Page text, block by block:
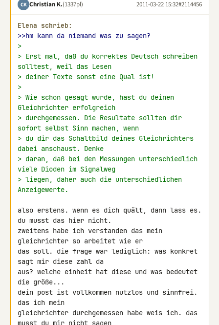
CK Christian K.(1337pl) 2011-03-22 15:32#2114456
Elena schrieb:
>>hm kann da niemand was zu sagen?
>
> Erst mal, daß du korrektes Deutsch schreiben
solltest, weil das Lesen
> deiner Texte sonst eine Qual ist!
>
> Wie schon gesagt wurde, hast du deinen
Gleichrichter erfolgreich
> durchgemessen. Die Resultate sollten dir
sofort selbst Sinn machen, wenn
> du dir das Schaltbild deines Gleichrichters
dabei anschaust. Denke
> daran, daß bei den Messungen unterschiedlich
viele Dioden im Signalweg
> liegen, daher auch die unterschiedlichen
Anzeigewerte.
also erstens. wenn es dich quält, dann lass es.
du musst das hier nicht.
zweitens habe ich verstanden das mein
gleichrichter so arbeitet wie er
das soll. die frage war lediglich: was konkret
sagt mir diese zahl da
aus? welche einheit hat diese und was bedeutet
die größe...
dein post ist vollkommen nutzlos und sinnfrei.
das ich mein
gleichrichter durchgemessen habe weis ich. das
musst du mir nicht sagen